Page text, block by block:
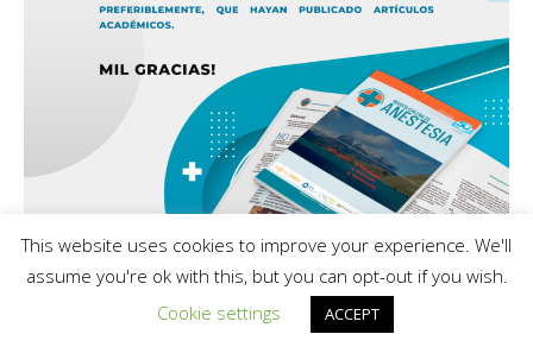
This website uses cookies to improve your experience. We'll
assume you're ok with this, but you can opt-out if you wish.
Cookie settings
ACCEPT